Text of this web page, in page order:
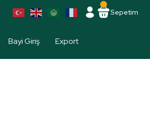
Sepetim
Bayi Giriş Export